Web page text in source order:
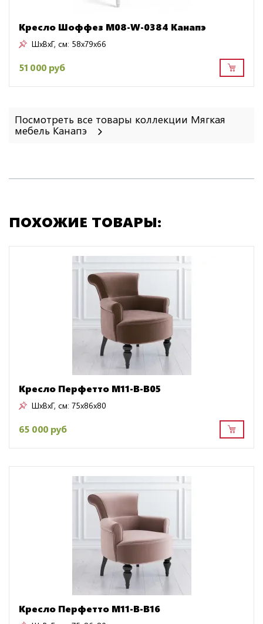
Кресло Шоффез M08-W-0384 Канапэ
ШxВxГ, см: 58x79x66
51 000 руб
Посмотреть все товары коллекции Мягкая
мебель Канапэ
ПОХОЖИЕ ТОВАРЫ:
Кресло Перфетто M11-B-B05
ШxВxГ, см: 75x86x80
65 000 руб
Кресло Перфетто M11-B-B16